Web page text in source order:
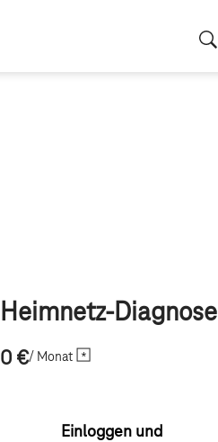
Heimnetz-Diagnose
0 €/ Monat
Einloggen und